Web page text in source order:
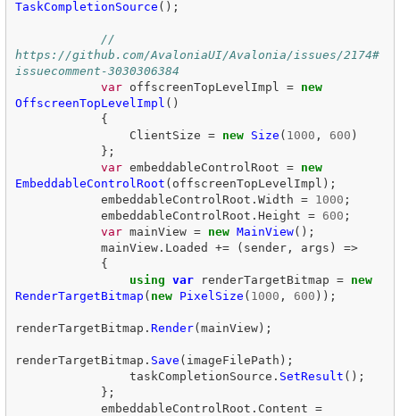
TaskCompletionSource ();
//
https://github.com/AvaloniaUI/Avalonia/issues/2174#
issuecomment-3030306384
var
offscreenTopLevelImpl =
new
OffscreenTopLevelImpl ()
{
ClientSize = new Size ( 1000 , 600 )
};
var embeddableControlRoot =
new
EmbeddableControlRoot ( offscreenTopLevelImpl );
embeddableControlRoot . Width = 1000 ;
embeddableControlRoot . Height = 600 ;
var mainView = new MainView();
mainView. Loaded += ( sender, args )
=>
{
using var renderTargetBitmap =
new
RenderTargetBitmap ( new PixelSize ( 1000 , 600 ));
renderTargetBitmap . Render(mainView);
renderTargetBitmap . Save ( imageFilePath );
taskCompletionSource . SetResult ();
};
embeddableControlRoot . Content =